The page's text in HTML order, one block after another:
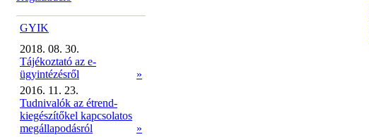
GYIK
2018. 08. 30.
Tájékoztató az e-
ügyintézésről
»
2016. 11. 23.
Tudnivalók az étrend-
kiegészítőkel kapcsolatos
megállapodásról
»